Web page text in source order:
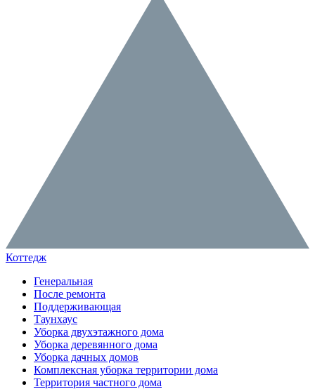
Коттедж
Генеральная
После ремонта
Поддерживающая
Таунхаус
Уборка двухэтажного дома
Уборка деревянного дома
Уборка дачных домов
Комплексная уборка территории дома
Территория частного дома